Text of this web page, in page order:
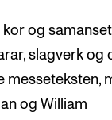
kor og
slagverk og
messeteksten,
og William